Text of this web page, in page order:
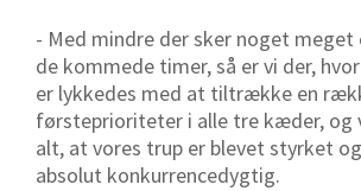
- Med mindre der sker noget meget
de kommede timer, så er vi der,
er lykkedes med at tiltrække en
førsteprioriteter i alle tre kæder, og
alt, at vores trup er blevet styrket
absolut konkurrencedygtig.